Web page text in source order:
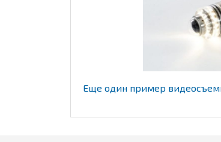
Еще один пример